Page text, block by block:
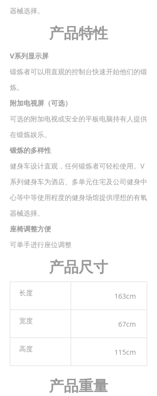
器械选择。
产品特性
V系列显示屏
锻炼者可以用直观的控制台快速开始他们的锻
炼。
附加电视屏（可选）
可选的附加电视或安全的平板电脑持有人提供
在锻炼娱乐。
锻炼的多样性
健身车设计直观，任何锻炼者可轻松使用。V
系列健身车为酒店、多单元住宅及公司健身中
心等中等使用程度的健身场馆提供理想的有氧
器械选择。
座椅调整方便
可单手进行座位调整
产品尺寸
长度 163cm
宽度 67cm
高度 115cm
产品重量